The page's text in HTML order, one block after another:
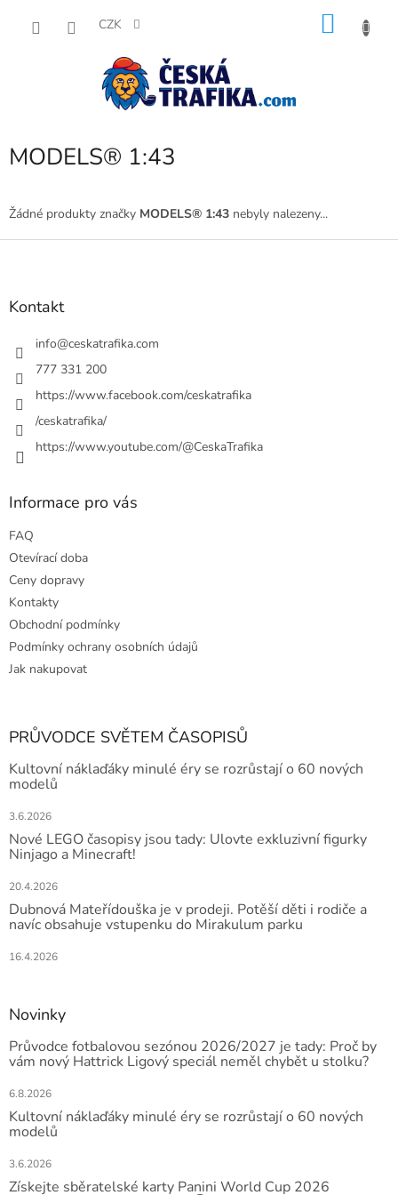
CZK
MODELS® 1:43
Žádné produkty značky MODELS® 1:43 nebyly nalezeny...
Z
Kontakt
info@ceskatrafika.com
777 331 200
https://www.facebook.com/ceskatrafika
/ceskatrafika/
https://www.youtube.com/@CeskaTrafika
Informace pro vás
FAQ
Otevírací doba
Ceny dopravy
Kontakty
Obchodní podmínky
Podmínky ochrany osobních údajů
Jak nakupovat
PRŮVODCE SVĚTEM ČASOPISŮ
Kultovní náklaďáky minulé éry se rozrůstají o 60 nových
modelů
3.6.2026
Nové LEGO časopisy jsou tady: Ulovte exkluzivní figurky
Ninjago a Minecraft!
20.4.2026
Dubnová Mateřídouška je v prodeji. Potěší děti i rodiče a
navíc obsahuje vstupenku do Mirakulum parku
16.4.2026
Novinky
Průvodce fotbalovou sezónou 2026/2027 je tady: Proč by
vám nový Hattrick Ligový speciál neměl chybět u stolku?
6.8.2026
Kultovní náklaďáky minulé éry se rozrůstají o 60 nových
modelů
3.6.2026
Získejte sběratelské karty Panini World Cup 2026